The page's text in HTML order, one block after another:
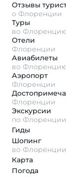
Отзывы
о Флоренции
Туры
во
Отели
Флоренции
Авиабилеты
во
Аэропорт
Флоренции
Флоренции
Экскурсии
по Флоренции
Гиды
Шопинг
во Флоренции
Карта
Погода